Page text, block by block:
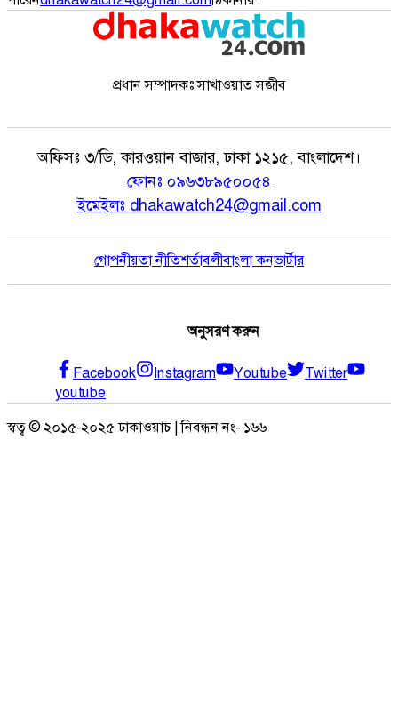
প্রধান সম্পাদকঃ সাখাওয়াত সজীব
অফিসঃ ৩/ডি, কারওয়ান বাজার, ঢাকা ১২১৫, বাংলাদেশ।
ফোনঃ ০৯৬৩৮৯৫০০৫৪
ইমেইলঃ dhakawatch24@gmail.com
গোপনীয়তা নীতিশর্তাবলীবাংলা কনভার্টার
অনুসরণ করুন
Facebook Instagram Youtube
Twitter
youtube
স্বত্ব © ২০১৫-২০২৫ ঢাকাওয়াচ | নিবন্ধন নং- ১৬৬